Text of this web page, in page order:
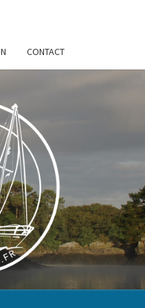
CONTACT